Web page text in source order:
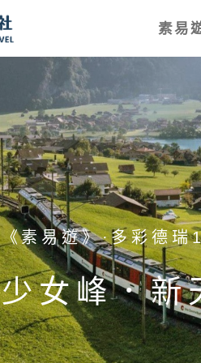
素易
《素易遊》·日本北陸
二進神的故
花．足利紫